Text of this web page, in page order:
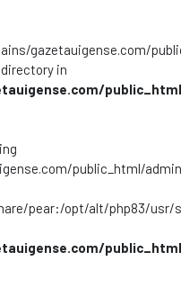
gazetauigense.com/
in
public_html/
pear:/opt/alt/php83/